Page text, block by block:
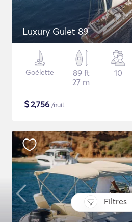
Filtres
Luxury Gulet 89
Goélette
89 ft
27 m
10
$2,756 /nuit